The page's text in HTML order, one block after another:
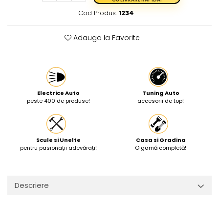
Scule Pneumatice
Suport motocicleta
Surubelnite
Tunuri de caldura si aeroteme
Utilaje constructie
Cod Produs: 1234
Adauga la Favorite
Electrice Auto
peste 400 de produse!
Tuning Auto
accesorii de top!
Scule si Unelte
pentru pasionații adevărați!
Casa si Gradina
O gamă completă!
Descriere